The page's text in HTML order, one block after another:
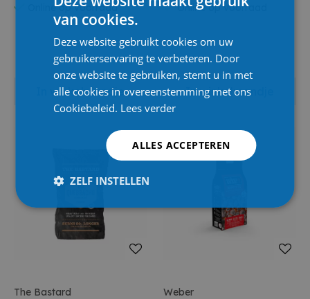
Online op voorraad
In winkelmandje
Online op voorraad
In winkelmandje
The Bastard Weber
van cookies.
Deze website gebruikt cookies om uw
gebruikerservaring te verbeteren. Door
onze website te gebruiken, stemt u in met
alle cookies in overeenstemming met ons
Cookiebeleid. Lees verder
ALLES ACCEPTEREN
ZELF INSTELLEN